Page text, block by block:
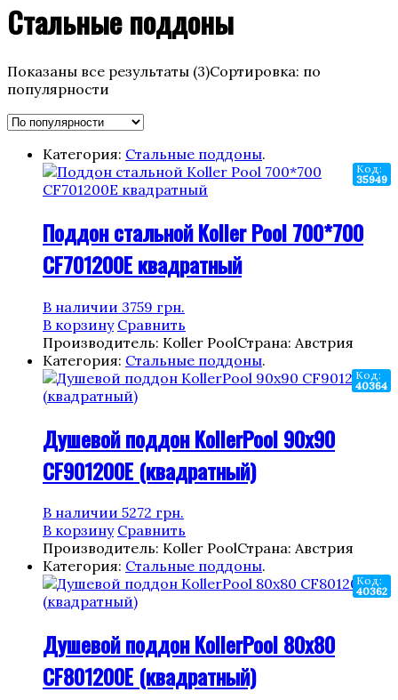
Стальные поддоны
Показаны все результаты (3)Сортировка: по
популярности
Категория: Стальные поддоны.
Код:
35949
Поддон стальной Koller Pool 700*700
CF701200E квадратный
В наличии 3759 грн.
В корзину Сравнить
Производитель: Koller PoolСтрана: Австрия
Категория: Стальные поддоны.
Код:
40364
Душевой поддон KollerPool 90х90
CF901200E (квадратный)
В наличии 5272 грн.
В корзину Сравнить
Производитель: Koller PoolСтрана: Австрия
Категория: Стальные поддоны.
Код:
40362
Душевой поддон KollerPool 80х80
CF801200E (квадратный)